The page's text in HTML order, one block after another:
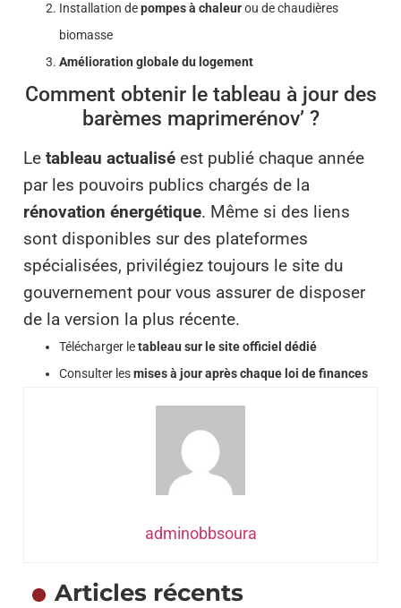
Installation depompes à chaleurou de chaudières
biomasse
Amélioration globale du logement
Comment obtenir le tableau à jour des
barèmes maprimerénov’ ?
Le tableau actualisé est publié chaque année
par les pouvoirs publics chargés de la
rénovation énergétique. Même si des liens
sont disponibles sur des plateformes
spécialisées, privilégiez toujours le site du
gouvernement pour vous assurer de disposer
de la version la plus récente.
Télécharger letableau sur le site officiel dédié
Consulter lesmises à jour après chaque loi de finances
adminobbsoura
Articles récents